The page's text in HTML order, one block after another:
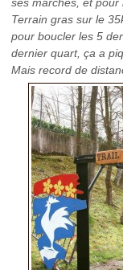
Terrain gras sur le
pour boucler les 5
dernier quart, ça a
Mais record de